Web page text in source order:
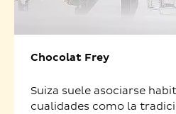
Chocolat Frey
Suiza suele asociarse
cualidades como la